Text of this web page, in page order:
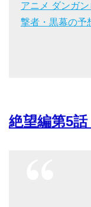
アニメ ダンガ
撃者・黒幕の予
絶望編第5